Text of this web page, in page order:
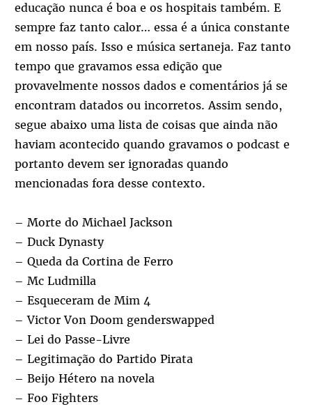
educação nunca é boa e os hospitais também. E
sempre faz tanto calor… essa é a única constante
em nosso país. Isso e música sertaneja. Faz tanto
tempo que gravamos essa edição que
provavelmente nossos dados e comentários já se
encontram datados ou incorretos. Assim sendo,
segue abaixo uma lista de coisas que ainda não
haviam acontecido quando gravamos o podcast e
portanto devem ser ignoradas quando
mencionadas fora desse contexto.
– Morte do Michael Jackson
– Duck Dynasty
– Queda da Cortina de Ferro
– Mc Ludmilla
– Esqueceram de Mim 4
– Victor Von Doom genderswapped
– Lei do Passe-Livre
– Legitimação do Partido Pirata
– Beijo Hétero na novela
– Foo Fighters